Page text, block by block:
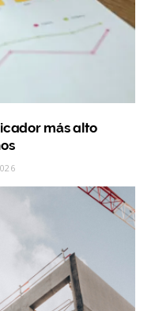
más alto